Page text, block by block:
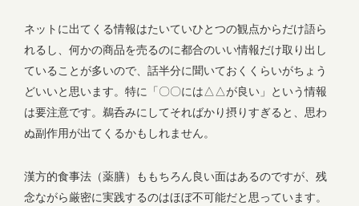
ネットに出てくる情報はたいていひとつの観点からだけ語ら
れるし、何かの商品を売るのに都合のいい情報だけ取り出し
ていることが多いので、話半分に聞いておくくらいがちょう
どいいと思います。特に「〇〇には△△が良い」という情報
は要注意です。鵜呑みにしてそればかり摂りすぎると、思わ
ぬ副作用が出てくるかもしれません。
漢方的食事法（薬膳）ももちろん良い面はあるのですが、残
念ながら厳密に実践するのはほぼ不可能だと思っています。